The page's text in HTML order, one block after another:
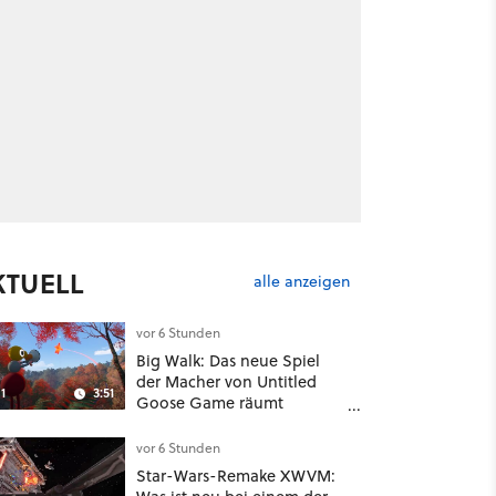
alle anzeigen
3:51
vor 6 Stunden
Big Walk: Das neue Spiel
der Macher von Untitled
Goose Game räumt
Konventionen auf
vor 6 Stunden
Star-Wars-Remake XWVM: